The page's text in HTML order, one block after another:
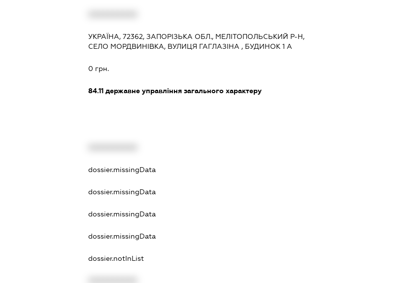
УКРАЇНА, 72362, ЗАПОРІЗЬКА ОБЛ., МЕЛІТОПОЛЬСЬКИЙ Р-Н,
СЕЛО МОРДВИНІВКА, ВУЛИЦЯ ГАГЛАЗІНА , БУДИНОК 1 А
0 грн.
84.11 державне управління загального характеру
dossier.missingData
dossier.missingData
dossier.missingData
dossier.missingData
dossier.notInList